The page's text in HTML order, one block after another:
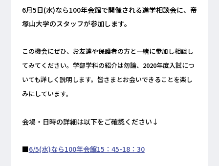
6月5日(水)なら100年会館で開催される進学相談会に、帝
塚山大学のスタッフが参加します。
この機会にぜひ、お友達や保護者の方と一緒に参加し相談し
てみてください。学部学科の紹介は勿論、2020年度入試につ
いても詳しく説明します。皆さまとお会いできることを楽し
みにしています。
会場・日時の詳細は以下をご確認ください↓
■6/5(水)なら100年会館15：45-18：30